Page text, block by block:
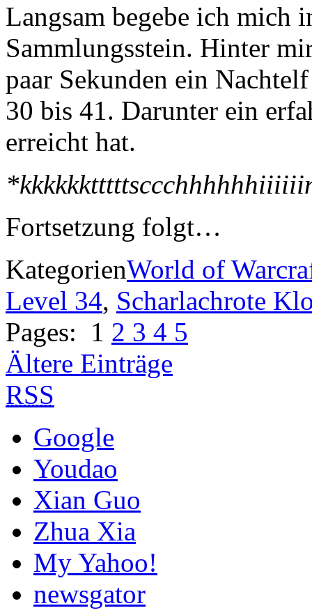
Langsam begebe ich mich
Sammlungsstein. Hinter
paar Sekunden ein
30 bis 41. Darunter ein
erreicht hat.
Fortsetzung folgt…
KategorienWorld of
Level 34, Scharlachrote
Pages:
1 2 3 4 5
Ältere Einträge
RSS
Google
Youdao
Xian Guo
Zhua Xia
My Yahoo!
newsgator